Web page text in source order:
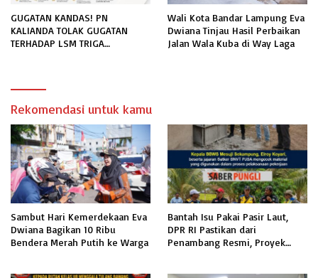
GUGATAN KANDAS! PN
KALIANDA TOLAK GUGATAN
TERHADAP LSM TRIGA
Wali Kota Bandar Lampung Eva
Dwiana Tinjau Hasil Perbaikan
Jalan Wala Kuba di Way Laga
Rekomendasi untuk kamu
Sambut Hari Kemerdekaan Eva
Dwiana Bagikan 10 Ribu
Bendera Merah Putih ke Warga
Bantah Isu Pakai Pasir Laut,
DPR RI Pastikan dari
Penambang Resmi, Proyek